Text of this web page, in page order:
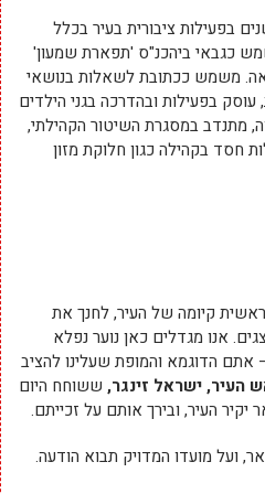
בפעילות ציבורית בעיר בכלל
כגבאי ביהכנ"ס 'תפארת שמעון'
מלאה. משמש ככתובת לשאלות בנושאי
בפעילות ובהדרכה בגני הילדים
מתנדב במסגרת השיטור הקהילתי,
חסד בקהילה כגון חלוקת מזון
קיומה של העיר, לחנך את
אנו מגדלים כאן נוער נפלא
אתם הדוגמא והמופת שעלינו להציב
העיר,ישראל זינגר, ששוחח היום
העיר, ובירך אותם על זכייתם.
ועל מועדו המדויק תבוא הודעה.